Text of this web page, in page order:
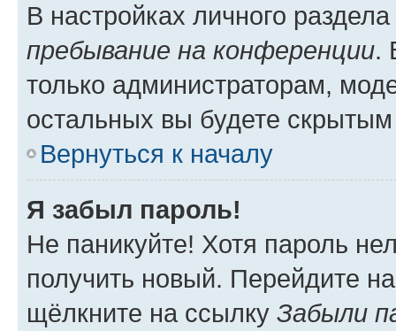
В настройках личного
пребывание на конференции.
только администраторам,
остальных вы будете
Вернуться к началу
Я забыл пароль!
Не паникуйте! Хотя пароль
получить новый. Перейдите
щёлкните на ссылку Забыли